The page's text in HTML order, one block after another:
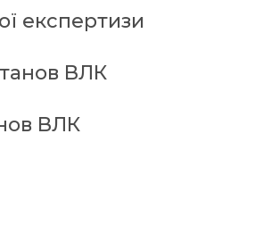
експертизи
ВЛК
ВЛК